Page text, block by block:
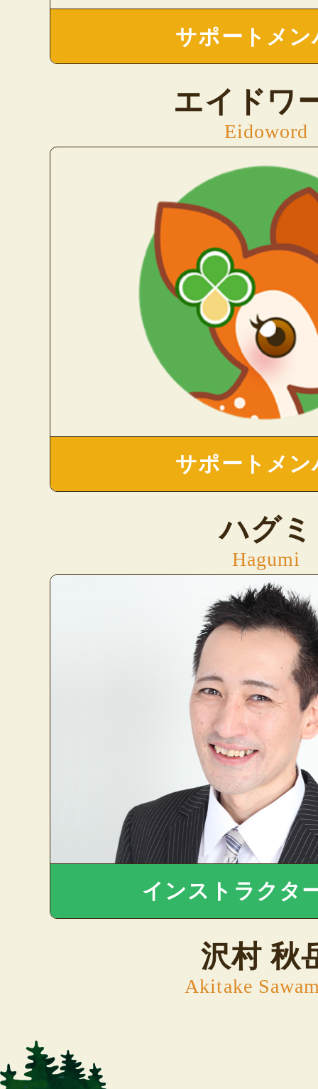
エイドワ
Eidoword
サポートメン
ハグミ
Hagumi
サポートメン
沢村 秋
Akitake
インストラクタ